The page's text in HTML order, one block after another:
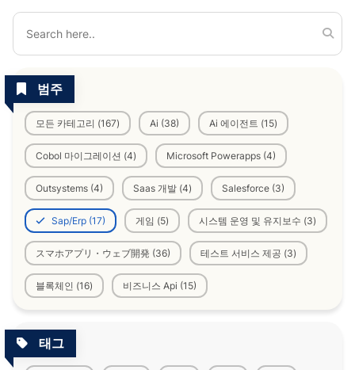
범주
모든 카테고리 (167) Ai (38) Ai 에이전트 (15)
Cobol 마이그레이션 (4) Microsoft Powerapps (4)
Outsystems (4) Saas 개발 (4) Salesforce (3)
Sap/Erp (17) 게임 (5) 시스템 운영 및 유지보수 (3)
スマホアプリ・ウェブ開発 (36) 테스트 서비스 제공 (3)
블록체인 (16) 비즈니스 Api (15)
태그